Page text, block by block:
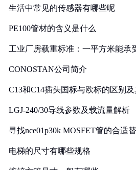
生活中常见的传感器有哪些呢
PE100管材的含义是什么
工业厂房载重标准：一平方米能承
CONOSTAN公司简介
C13和C14插头国标与欧标的区别
LGJ-240/30导线参数及载流量解析
寻找nce01p30k MOSFET管的合适
电梯的尺寸有哪些规格